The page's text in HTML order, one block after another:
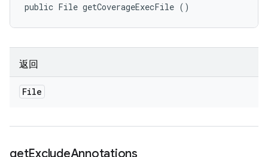
public File getCoverageExecFile ()
返回
File
getExcludeAnnotations